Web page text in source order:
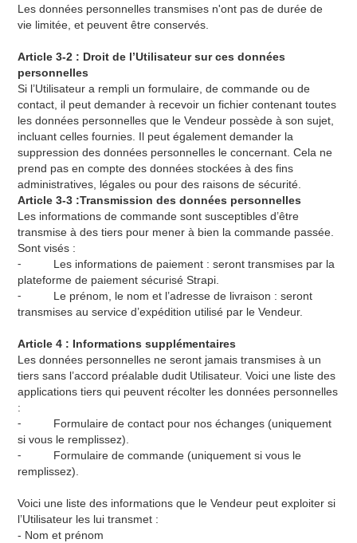
Les données personnelles transmises n'ont pas de durée de
vie limitée, et peuvent être conservés.
Article 3-2 : Droit de l’Utilisateur sur ces données
personnelles
Si l’Utilisateur a rempli un formulaire, de commande ou de
contact, il peut demander à recevoir un fichier contenant toutes
les données personnelles que le Vendeur possède à son sujet,
incluant celles fournies. Il peut également demander la
suppression des données personnelles le concernant. Cela ne
prend pas en compte des données stockées à des fins
administratives, légales ou pour des raisons de sécurité.
Article 3-3 :Transmission des données personnelles
Les informations de commande sont susceptibles d’être
transmise à des tiers pour mener à bien la commande passée.
Sont visés :
⁃ Les informations de paiement : seront transmises par la
plateforme de paiement sécurisé Strapi.
⁃ Le prénom, le nom et l’adresse de livraison : seront
transmises au service d’expédition utilisé par le Vendeur.
Article 4 : Informations supplémentaires
Les données personnelles ne seront jamais transmises à un
tiers sans l’accord préalable dudit Utilisateur. Voici une liste des
applications tiers qui peuvent récolter les données personnelles
:
⁃ Formulaire de contact pour nos échanges (uniquement
si vous le remplissez).
⁃ Formulaire de commande (uniquement si vous le
remplissez).
Voici une liste des informations que le Vendeur peut exploiter si
l’Utilisateur les lui transmet :
- Nom et prénom